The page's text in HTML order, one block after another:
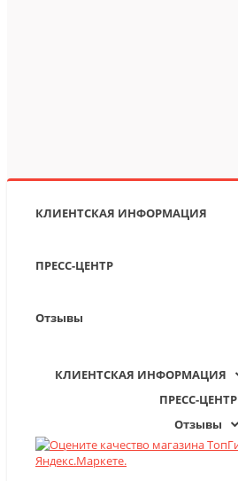
КЛИЕНТСКАЯ ИНФОРМАЦИЯ
ПРЕСС-ЦЕНТР
Отзывы
КЛИЕНТСКАЯ ИНФОРМАЦИЯ
ПРЕСС-ЦЕНТР
Отзывы